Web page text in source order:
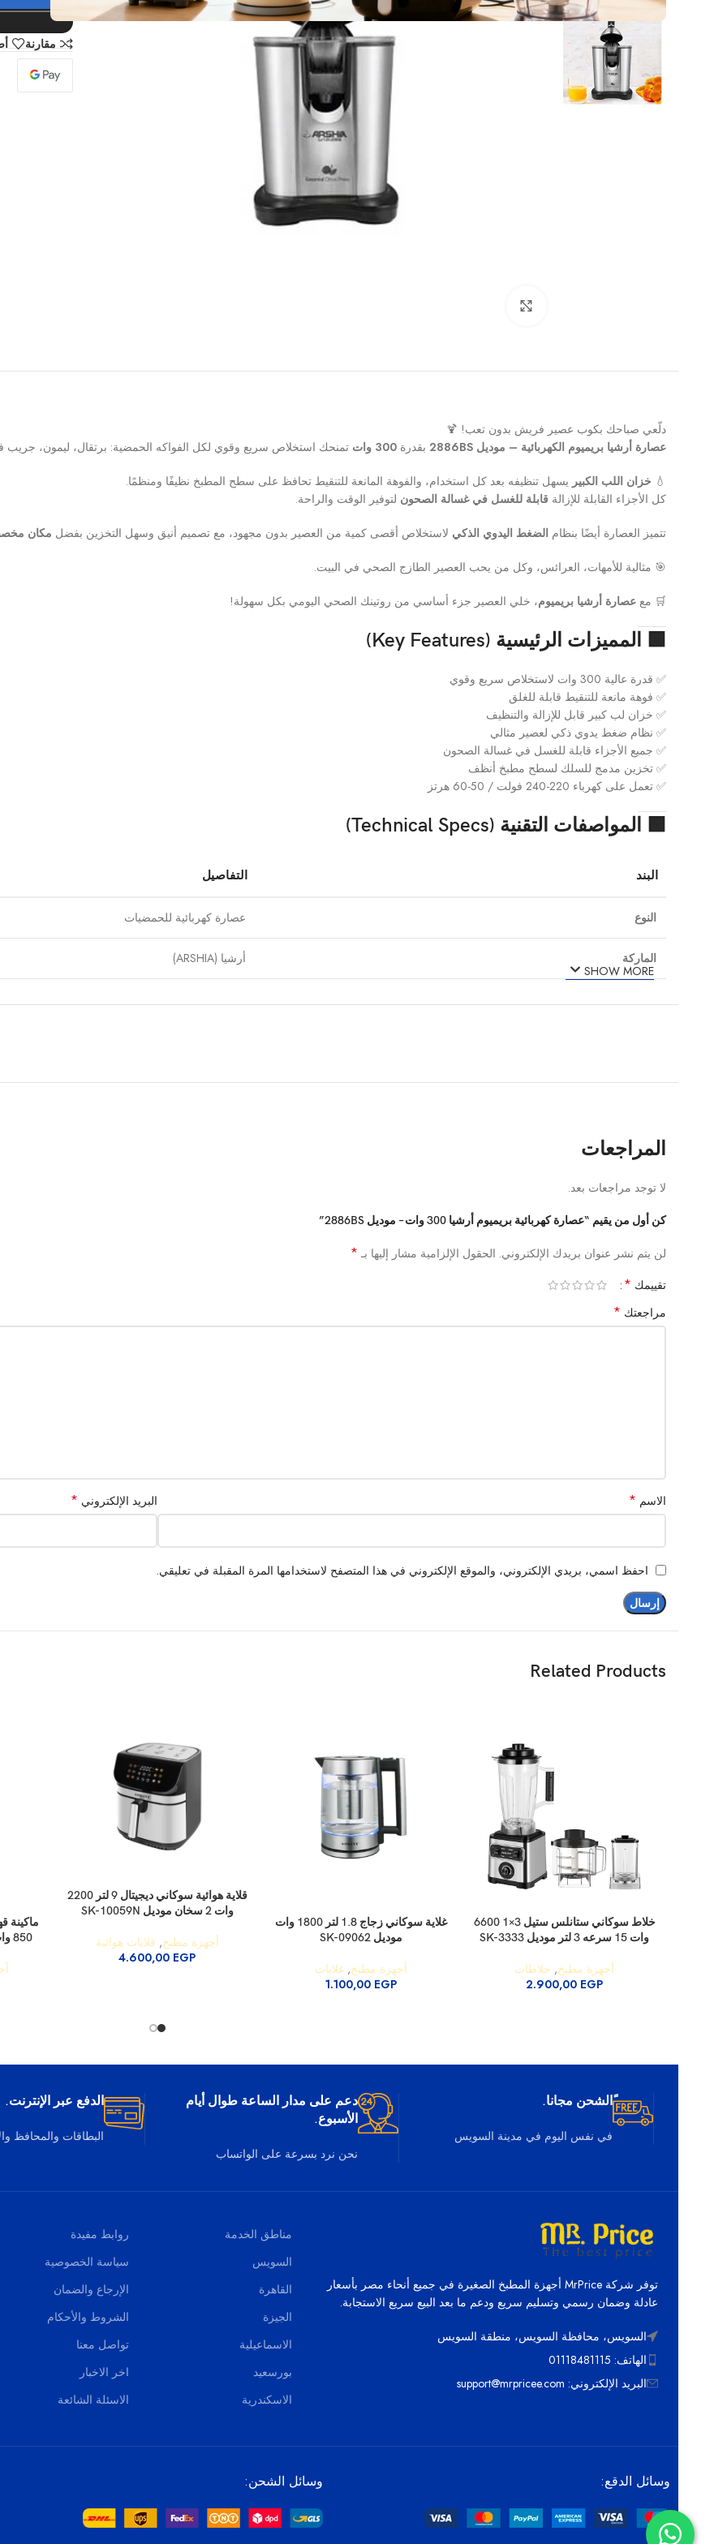
مقارنة
دلّعي صباحك بكوب عصير فريش بدون تعب! 🍹
عصارة أرشيا بريميوم الكهربائية – موديل 2886BS
بقدرة300 وات تمنحك استخلاص سريع وقوي لكل الفواكه الحمضية: برتقال، ليمون، جريب
💧 خزان اللب الكبير يسهل تنظيفه بعد كل استخدام، والفوهة المانعة للتنقيط تحافظ على سطح المطبخ نظيفًا ومنظمًا.
كل الأجزاء القابلة للإزالةقابلة للغسل في غسالة الصحون لتوفير الوقت والراحة.
تتميز العصارة أيضًا بنظام الضغط اليدوي الذكي لاستخلاص أقصى كمية من العصير بدون مجهود، مع تصميم أنيق وسهل التخزين بفضل مكان
🎯 مثالية للأمهات، العرائس، وكل من يحب العصير الطازج الصحي في البيت.
🛒 مععصارة أرشيا بريميوم، خلي العصير جزء أساسي من روتينك الصحي اليومي بكل سهولة!
🟩 المميزات الرئيسية (Key Features)
✅ قدرة عالية 300 وات لاستخلاص سريع وقوي
✅ فوهة مانعة للتنقيط قابلة للغلق
✅ خزان لب كبير قابل للإزالة والتنظيف
✅ نظام ضغط يدوي ذكي لعصير مثالي
✅ جميع الأجزاء قابلة للغسل في غسالة الصحون
✅ تخزين مدمج للسلك لسطح مطبخ أنظف
✅ تعمل على كهرباء 220-240 فولت / 50-60 هرتز
🟩 المواصفات التقنية (Technical Specs)
البند التفاصيل
النوع عصارة كهربائية للحمضيات
الماركة أرشيا (ARSHIA)
التردد 50–60 هرتز
SHOW MORE
المراجعات
لا توجد مراجعات بعد.
كن أول من يقيم “عصارة كهربائية بريميوم أرشيا 300 وات – موديل 2886BS”
لن يتم نشر عنوان بريدك الإلكتروني. الحقول الإلزامية مشار إليها بـ *
تقييمك *
مراجعتك *
الاسم * البريد الإلكتروني *
احفظ اسمي، بريدي الإلكتروني، والموقع الإلكتروني في هذا المتصفح لاستخدامها المرة المقبلة في تعليقي.
Related Products
إضافة إلى السلة
خلاط سوكاني ستانلس ستيل 3×1 6600
وات 15 سرعه 3 لتر موديل SK-3333
أجهزة مطبخ, خلاطات
2.900,00 EGP
إضافة إلى السلة
غلاية سوكاني زجاج 1.8 لتر 1800 وات
موديل SK-09062
أجهزة مطبخ,غلايات
1.100,00 EGP
إضافة إلى السلة
قلاية هوائية سوكاني ديجيتال 9 لتر 2200
وات 2 سخان موديل SK-10059N
أجهزة مطبخ, قلايات هوائية
4.600,00 EGP
إضافة
850 وات 15 بار موديل SK-04025
ًالشحن مجانا.
في نفس اليوم في مدينة السويس
دعم على مدار الساعة طوال أيام
الأسبوع.
نحن نرد بسرعة على الواتساب
الدفع عبر الإنترنت.
البطاقات والمحافظ
توفر شركة MrPrice أجهزة المطبخ الصغيرة في جميع أنحاء مصر بأسعار
عادلة وضمان رسمي وتسليم سريع ودعم ما بعد البيع سريع الاستجابة.
السويس، محافظة السويس، منطقة السويس
الهاتف: 01118481115
البريد الإلكتروني: support@mrpricee.com
مناطق الخدمة
السويس
القاهرة
الجيزة
الاسماعيلية
بورسعيد
الاسكندرية
روابط مفيدة
سياسة الخصوصية
الإرجاع والضمان
الشروط والأحكام
تواصل معنا
اخر الاخبار
الاسئلة الشائعة
وسائل الدقع: وسائل الشحن: